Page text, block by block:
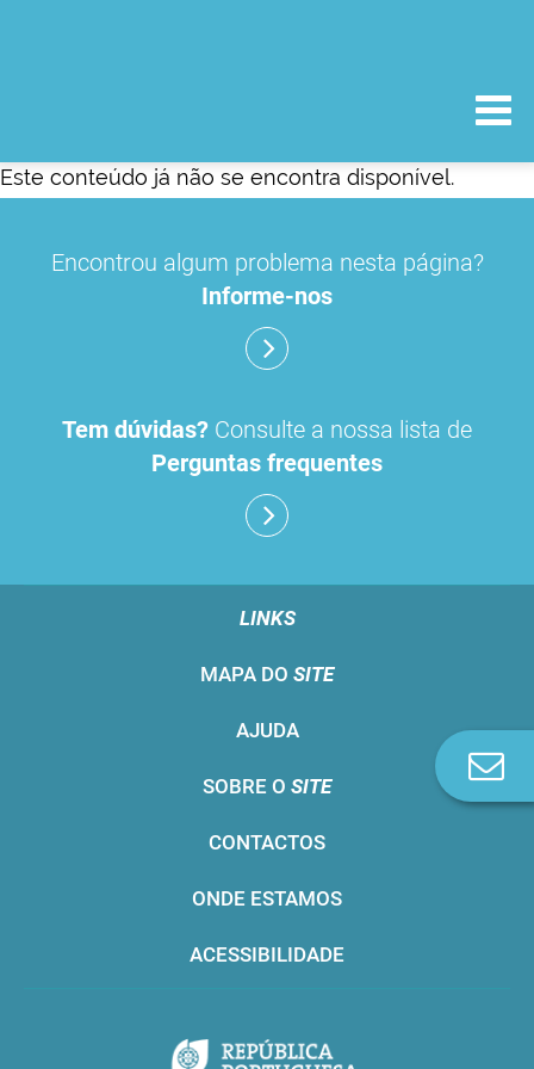
Este conteúdo já não se encontra disponível.
Encontrou algum problema nesta página?
Informe-nos
Tem dúvidas? Consulte a nossa lista de
Perguntas frequentes
LINKS
MAPA DO SITE
AJUDA
SOBRE O SITE
CONTACTOS
ONDE ESTAMOS
ACESSIBILIDADE